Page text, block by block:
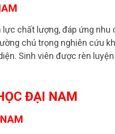
chất lượng, đáp ứng nhu
chú trọng nghiên cứu
Sinh viên được rèn
ĐẠI NAM